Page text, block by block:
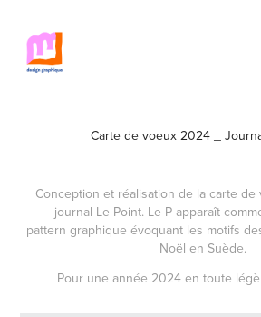
Carte de voeux 2024 _
Conception et réalisation de la carte
journal Le Point. Le P apparaît
pattern graphique évoquant les motifs
Noël en Suède.
Pour une année 2024 en toute